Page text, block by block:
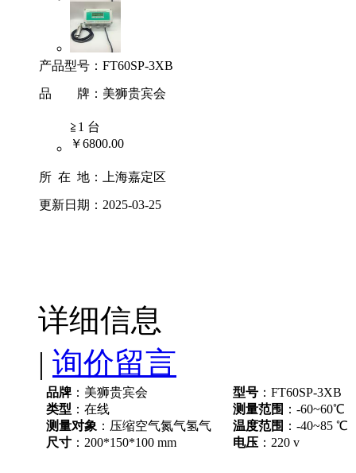
产品型号： FT60SP-3XB
品 牌： 美狮贵宾会
≧1 台
￥6800.00
所 在 地： 上海嘉定区
更新日期： 2025-03-25
详细信息
| 询价留言
品牌 ：美狮贵宾会 型号 ：FT60SP-3XB
类型 ：在线 测量范围 ：-60~60℃
测量对象 ：压缩空气氮气氢气 温度范围 ：-40~85 ℃
尺寸 ：200*150*100 mm 电压 ：220 v